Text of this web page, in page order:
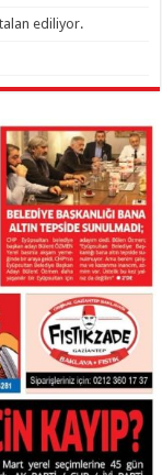
ediliyor.